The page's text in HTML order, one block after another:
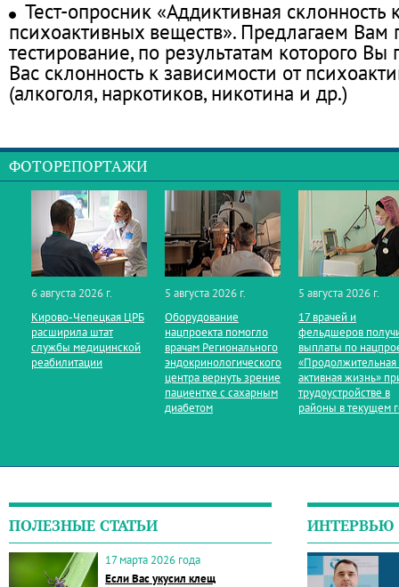
Тест-опросник «Аддиктивная склонность
психоактивных веществ». Предлагаем
тестирование, по результатам которого Вы
Вас склонность к зависимости от
(алкоголя, наркотиков, никотина и др.)
ФОТОРЕПОРТАЖИ
6 августа 2026 г.
Кирово‑Чепецкая ЦРБ
расширила штат
службы медицинской
реабилитации
5 августа 2026 г.
Оборудование
нацпроекта помогло
врачам Регионального
эндокринологического
центра вернуть зрение
пациентке с сахарным
диабетом
5 августа 2026 г.
17 врачей и
фельдшеров
выплаты по
«Продолжительная
активная жизнь»
трудоустройстве в
районы в текущем
ПОЛЕЗНЫЕ СТАТЬИ
17 марта 2026 года
Если Вас укусил клещ
ИНТЕРВЬЮ